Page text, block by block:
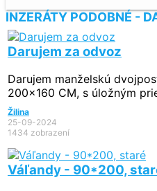
INZERÁTY PODOBNÉ -
Darujem za odvoz
Darujem manželskú
200x160 CM, s úložným
Žilina
25-09-2024
1434 zobrazení
Váľandy - 90*200,